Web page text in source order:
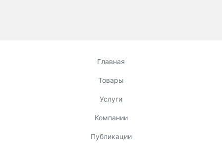
Главная
Товары
Услуги
Компании
Публикации